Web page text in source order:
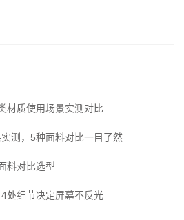
材质使用场景实测对比
测，5种面料对比一目了然
料对比选型
处细节决定屏幕不反光